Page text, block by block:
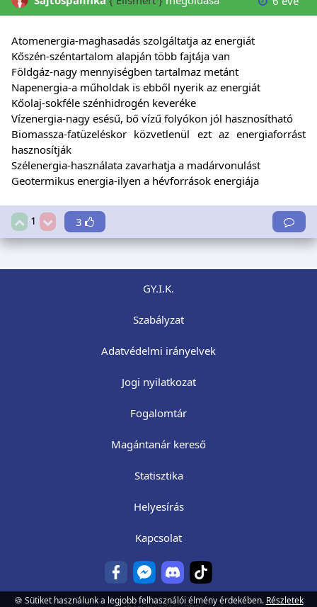
Atomenergia-maghasadás szolgáltatja az energiát
Kőszén-széntartalom alapján több fajtája van
Földgáz-nagy mennyiségben tartalmaz metánt
Napenergia-a műholdak is ebből nyerik az energiát
Kőolaj-sokféle szénhidrogén keveréke
Vízenergia-nagy esésű, bő vízű folyókon jól hasznosítható
Biomassza-fatüzeléskor közvetlenül ezt az energiaforrást
hasznosítják
Szélenergia-használata zavarhatja a madárvonulást
Geotermikus energia-ilyen a hévforrások energiája
1 3
GY.I.K.
Szabályzat
Adatvédelmi irányelvek
Jogi nyilatkozat
Fogalomtár
Magántanár kereső
Statisztika
Helyesírás
Kapcsolat
🍪 Sütiket használunk a legjobb felhasználói élmény érdekében. Részletek